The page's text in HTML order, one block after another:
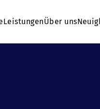
LeistungenÜber uns